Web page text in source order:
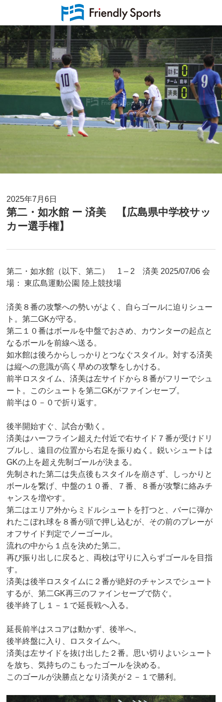
2025年7月6日
第二・如水館 ー 済美 【広島県中学校サッ
カー選手権】
第二・如水館（以下、第二） 1 – 2 済美 2025/07/06 会
場： 東広島運動公園 陸上競技場
済美８番の攻撃への勢いがよく、自らゴールに迫りシュー
ト。第二GKが守る。
第二１０番はボールを中盤でおさめ、カウンターの起点と
なるボールを前線へ送る。
如水館は後ろからしっかりとつなぐスタイル。対する済美
は縦への意識が高く早めの攻撃をしかける。
前半ロスタイム、済美は左サイドから８番がフリーでシュ
ート。このシュートを第二GKがファインセーブ。
前半は０－０で折り返す。
後半開始すぐ、試合が動く。
済美はハーフライン超えた付近で右サイド７番が受けドリ
ブルし、遠目の位置から右足を振りぬく。鋭いシュートは
GKの上を超え先制ゴールが決まる。
先制された第二は失点後もスタイルを崩さず、しっかりと
ボールを繋げ、中盤の１０番、７番、８番が攻撃に絡みチ
ャンスを増やす。
第二はエリア外からミドルシュートを打つと、バーに弾か
れたこぼれ球を８番が頭で押し込むが、その前のプレーが
オフサイド判定でノーゴール。
流れの中から１点を決めた第二。
再び振り出しに戻ると、両校は守りに入らずゴールを目指
す。
済美は後半ロスタイムに２番が絶好のチャンスでシュート
するが、第二GK再三のファインセーブで防ぐ。
後半終了し１－１で延長戦へ入る。
延長前半はスコアは動かず、後半へ。
後半終盤に入り、ロスタイムへ。
済美は左サイドを抜け出した２番。思い切りよいシュート
を放ち、気持ちのこもったゴールを決める。
このゴールが決勝点となり済美が２－１で勝利。